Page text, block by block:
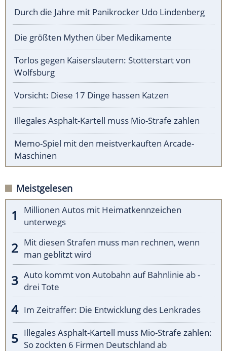
Durch die Jahre mit Panikrocker Udo Lindenberg
Die größten Mythen über Medikamente
Torlos gegen Kaiserslautern: Stotterstart von
Wolfsburg
Vorsicht: Diese 17 Dinge hassen Katzen
Illegales Asphalt-Kartell muss Mio-Strafe zahlen
Memo-Spiel mit den meistverkauften Arcade-
Maschinen
Meistgelesen
Millionen Autos mit Heimatkennzeichen
unterwegs
Mit diesen Strafen muss man rechnen, wenn
man geblitzt wird
Auto kommt von Autobahn auf Bahnlinie ab -
drei Tote
Im Zeitraffer: Die Entwicklung des Lenkrades
Illegales Asphalt-Kartell muss Mio-Strafe zahlen:
So zockten 6 Firmen Deutschland ab